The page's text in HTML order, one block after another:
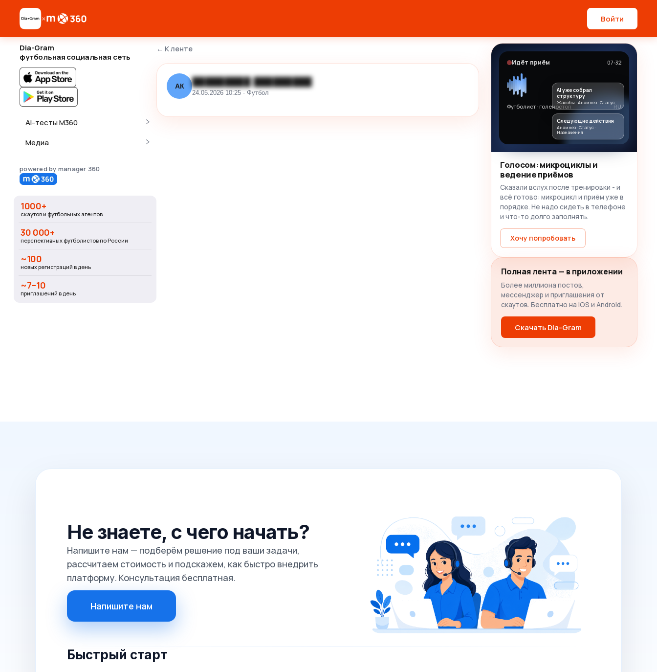
× Войти
Dia-Gram
футбольная социальная сеть
AI-тесты M360
Медиа
powered by manager 360
1000+
скаутов и футбольных агентов
30 000+
перспективных футболистов по России
~100
новых регистраций в день
~7–10
приглашений в день
← К ленте
АК █████████ █████████
24.05.2026 10:25 · Футбол
Идёт приём 07:32
Футболист · голеностоп RU
AI уже собрал
структуру
Жалобы · Анамнез · Статус
Следующие действия
Анамнез · Статус ·
Назначения
Голосом: микроциклы и
ведение приёмов
Сказали вслух после тренировки - и
всё готово: микроцикл и приём уже в
порядке. Не надо сидеть в телефоне
и что-то долго заполнять.
Хочу попробовать
Полная лента — в приложении
Более миллиона постов,
мессенджер и приглашения от
скаутов. Бесплатно на iOS и Android.
Скачать Dia-Gram
Не знаете, с чего начать?
Напишите нам — подберём решение под ваши задачи,
рассчитаем стоимость и подскажем, как быстро внедрить
платформу. Консультация бесплатная.
Напишите нам
Быстрый старт